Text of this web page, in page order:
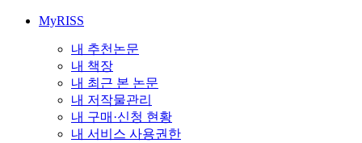
MyRISS
내 추천논문
내 책장
내 최근 본 논문
내 저작물관리
내 구매·신청 현황
내 서비스 사용권한